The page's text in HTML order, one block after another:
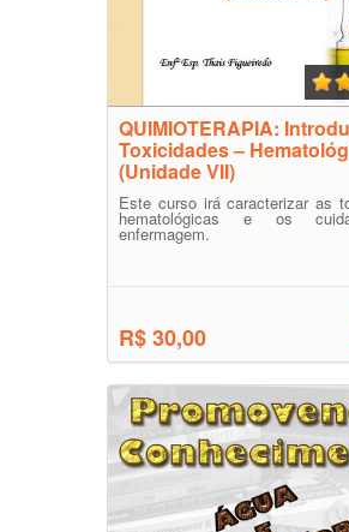
QUIMIOTERAPIA:
Toxicidades –
(Unidade VII)
Este curso irá caracterizar as
hematológicas e os
enfermagem.
R$ 30,00